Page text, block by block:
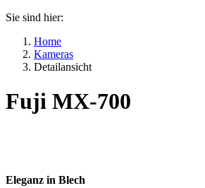
Sie sind hier:
Home
Kameras
Detailansicht
Fuji MX-700
Eleganz in Blech